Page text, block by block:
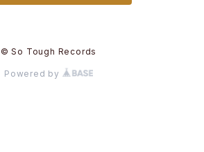
© So Tough Records
Powered by